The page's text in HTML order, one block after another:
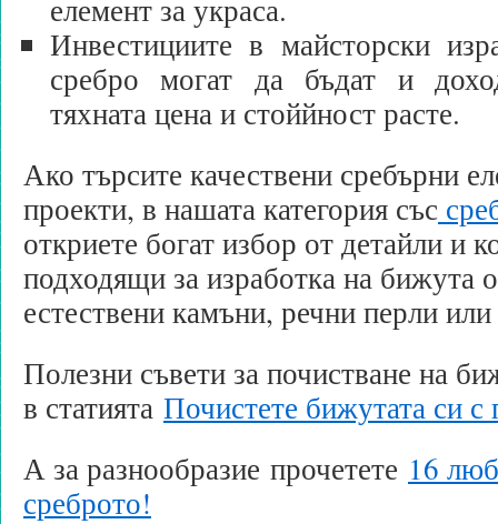
елемент за украса.
Инвестициите в майсторски
сребро могат да бъдат и
тяхната цена и стоййност расте.
Ако търсите качествени сребърни
проекти, в нашата категория със
откриете богат избор от детайли и
подходящи за изработка на бижута
естествени камъни, речни перли
Полезни съвети за почистване на
в статията Почистете бижутата си с
А за разнообразие прочетете 16
среброто!